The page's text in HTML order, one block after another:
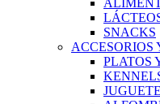
SNACKS
ACCESORIOS
PLATOS